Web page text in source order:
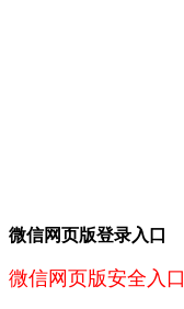
微信网页版登录入口
微信网页版安全入口